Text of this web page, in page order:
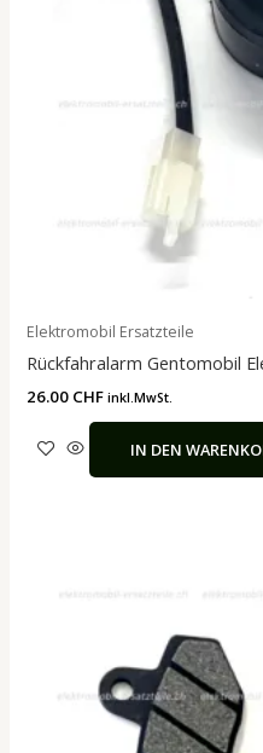
Elektromobil Ersatzteile
Rückfahralarm Gentomobil
26.00 CHF inkl.MwSt.
IN DEN
26.00 CHF
24.90 CHF.